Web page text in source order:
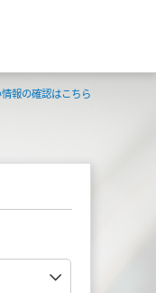
報の確認はこちら